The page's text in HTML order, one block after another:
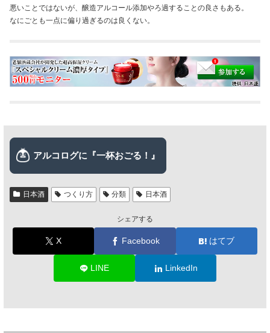
悪いことではないが、醸造アルコール添加やろ過することの良さもある。
なにごとも一点に偏り過ぎるのは良くない。
日本酒 つくり方 分類 日本酒
シェアする
X Facebook はてブ
LINE LinkedIn